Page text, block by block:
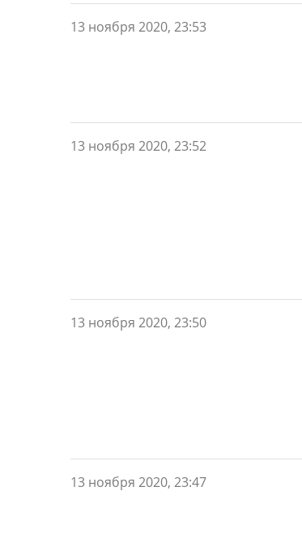
13 ноября 2020, 23:53
13 ноября 2020, 23:52
13 ноября 2020, 23:50
13 ноября 2020, 23:47